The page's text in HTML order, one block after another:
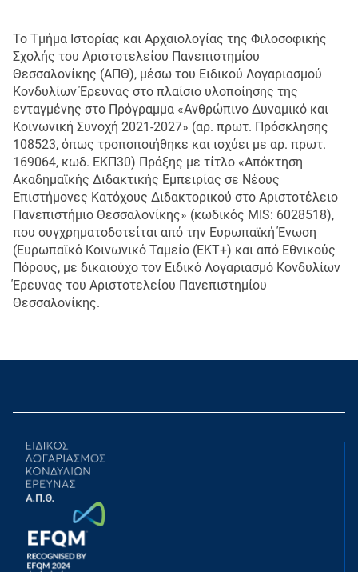
Το Τμήμα Ιστορίας και Αρχαιολογίας της Φιλοσοφικής
Σχολής του Αριστοτελείου Πανεπιστημίου
Θεσσαλονίκης (ΑΠΘ), μέσω του Ειδικού Λογαριασμού
Κονδυλίων Έρευνας στο πλαίσιο υλοποίησης της
ενταγμένης στο Πρόγραμμα «Ανθρώπινο Δυναμικό και
Κοινωνική Συνοχή 2021-2027» (αρ. πρωτ. Πρόσκλησης
108523, όπως τροποποιήθηκε και ισχύει με αρ. πρωτ.
169064, κωδ. ΕΚΠ30) Πράξης με τίτλο «Απόκτηση
Ακαδημαϊκής Διδακτικής Εμπειρίας σε Νέους
Επιστήμονες Κατόχους Διδακτορικού στο Αριστοτέλειο
Πανεπιστήμιο Θεσσαλονίκης» (κωδικός MIS: 6028518),
που συγχρηματοδοτείται από την Ευρωπαϊκή Ένωση
(Ευρωπαϊκό Κοινωνικό Ταμείο (ΕΚΤ+) και από Εθνικούς
Πόρους, με δικαιούχο τον Ειδικό Λογαριασμό Κονδυλίων
Έρευνας του Αριστοτελείου Πανεπιστημίου
Θεσσαλονίκης.